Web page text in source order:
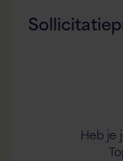
Heb je